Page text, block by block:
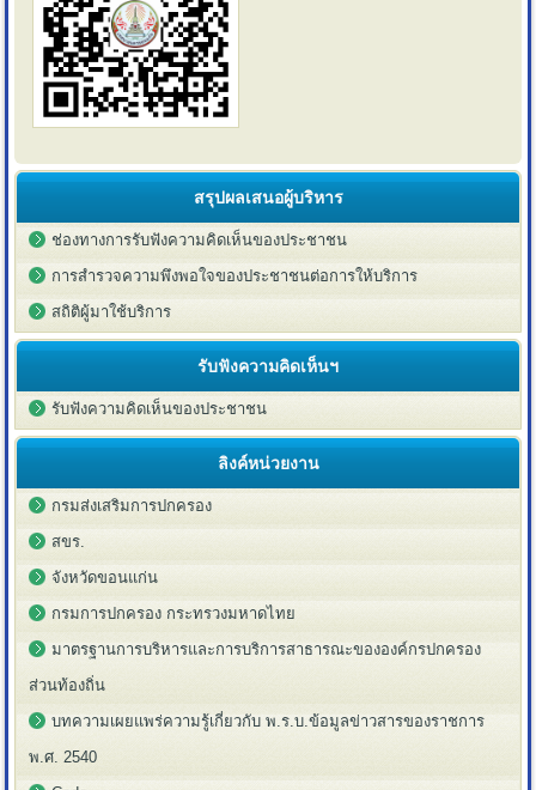
สรุปผลเสนอผู้บริหาร
ช่องทางการรับฟังความคิดเห็นของประชาชน
การสำรวจความพึงพอใจของประชาชนต่อการให้บริการ
สถิติผู้มาใช้บริการ
รับฟังความคิดเห็นฯ
รับฟังความคิดเห็นของประชาชน
ลิงค์หน่วยงาน
กรมส่งเสริมการปกครอง
สขร.
จังหวัดขอนแก่น
กรมการปกครอง กระทรวงมหาดไทย
มาตรฐานการบริหารและการบริการสาธารณะขององค์กรปกครอง
ส่วนท้องถิ่น
บทความเผยแพร่ความรู้เกี่ยวกับ พ.ร.บ.ข้อมูลข่าวสารของราชการ
พ.ศ. 2540